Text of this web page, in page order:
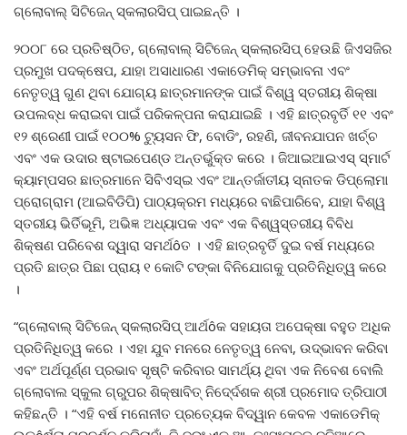
ଗ୍ଲୋବାଲ୍ ସିଟିଜେନ୍ ସ୍କଲାରସିପ୍ ପାଇଛନ୍ତି ।
୨୦୦୮ ରେ ପ୍ରତିଷ୍ଠିତ, ଗ୍ଲୋବାଲ୍ ସିଟିଜେନ୍ ସ୍କଲାରସିପ୍ ହେଉଛି ଜିଏସଜିର
ପ୍ରମୁଖ ପଦକ୍ଷେପ, ଯାହା ଅସାଧାରଣ ଏକାଡେମିକ୍ ସମ୍ଭାବନା ଏବଂ
ନେତୃତ୍ୱ ଗୁଣ ଥିବା ଯୋଗ୍ୟ ଛାତ୍ରମାନଙ୍କ ପାଇଁ ବିଶ୍ୱ ସ୍ତରୀୟ ଶିକ୍ଷା
ଉପଲବ୍ଧ କରାଇବା ପାଇଁ ପରିକଳ୍ପନା କରାଯାଇଛି । ଏହି ଛାତ୍ରବୃର୍ତି ୧୧ ଏବଂ
୧୨ ଶ୍ରେଣୀ ପାଇଁ ୧୦୦% ଟ୍ୟୁସନ ଫି, ବୋଡିଂ, ରହଣି, ଜୀବନଯାପନ ଖର୍ଚ୍ଚ
ଏବଂ ଏକ ଉଦାର ଷ୍ଟାଇପେଣ୍ଡ ଅନ୍ତର୍ଭୁକ୍ତ କରେ । ଜିଆଇଆଇଏସ୍ ସ୍ମାର୍ଟ
କ୍ୟାମ୍ପସର ଛାତ୍ରମାନେ ସିବିଏସ୍ଇ ଏବଂ ଆନ୍ତର୍ଜାତୀୟ ସ୍ନାତକ ଡିପ୍ଲୋମା
ପ୍ରୋଗ୍ରାମ (ଆଇବିଡିପି) ପାଠ୍ୟକ୍ରମ ମଧ୍ୟରେ ବାଛିପାରିବେ, ଯାହା ବିଶ୍ୱ
ସ୍ତରୀୟ ଭିର୍ତିଭୂମି, ଅଭିଜ୍ଞ ଅଧ୍ୟାପକ ଏବଂ ଏକ ବିଶ୍ୱସ୍ତରୀୟ ବିବିଧ
ଶିକ୍ଷଣ ପରିବେଶ ଦ୍ୱାରା ସମର୍ଥôତ । ଏହି ଛାତ୍ରବୃର୍ତି ଦୁଇ ବର୍ଷ ମଧ୍ୟରେ
ପ୍ରତି ଛାତ୍ର ପିଛା ପ୍ରାୟ ୧ କୋଟି ଟଙ୍କା ବିନିଯୋଗକୁ ପ୍ରତିନିଧିତ୍ୱ କରେ
।
“ଗ୍ଲୋବାଲ୍ ସିଟିଜେନ୍ ସ୍କଲାରସିପ୍ ଆର୍ଥôକ ସହାୟତା ଅପେକ୍ଷା ବହୁତ ଅଧିକ
ପ୍ରତିନିଧିତ୍ୱ କରେ । ଏହା ଯୁବ ମନରେ ନେତୃତ୍ୱ ନେବା, ଉଦ୍ଭାବନ କରିବା
ଏବଂ ଅର୍ଥପୂର୍ଣ୍ଣ ପ୍ରଭାବ ସୃଷ୍ଟି କରିବାର ସାମର୍ଥ୍ୟ ଥିବା ଏକ ନିବେଶ ବୋଲି
ଗ୍ଲୋବାଲ ସ୍କୁଲ ଗ୍ରୁପର ଶିକ୍ଷାବିତ୍ ନିଦେ୍ର୍ଦଶକ ଶ୍ରୀ ପ୍ରମୋଦ ତ୍ରିପାଠୀ
କହିଛନ୍ତି । “ଏହି ବର୍ଷ ମନୋନୀତ ପ୍ରତ୍ୟେକ ବିଦ୍ୱାନ କେବଳ ଏକାଡେମିକ୍